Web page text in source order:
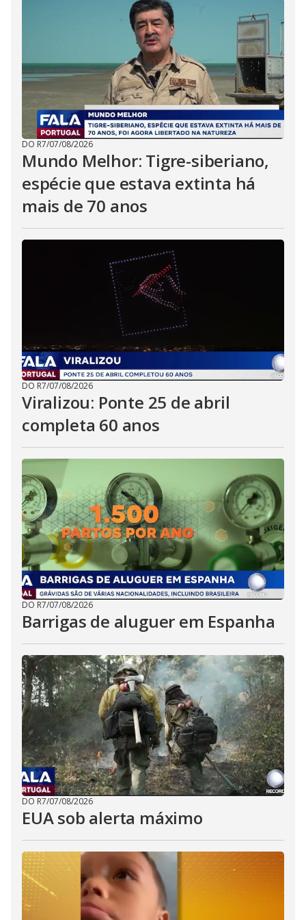
DO R7/07/08/2026
Mundo Melhor: Tigre-siberiano,
espécie que estava extinta há
mais de 70 anos
DO R7/07/08/2026
Viralizou: Ponte 25 de abril
completa 60 anos
DO R7/07/08/2026
Barrigas de aluguer em Espanha
DO R7/07/08/2026
EUA sob alerta máximo